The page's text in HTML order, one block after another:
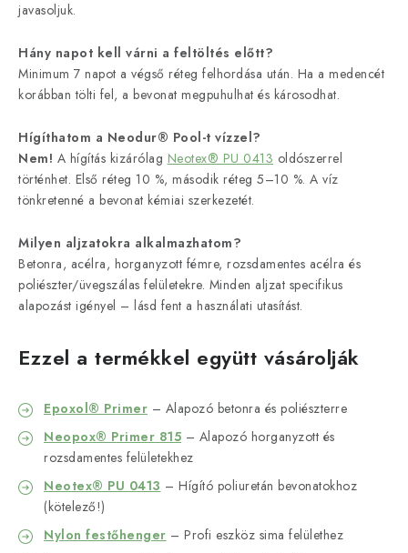
javasoljuk.
Hány napot kell várni a feltöltés előtt?
Minimum 7 napot a végső réteg felhordása után. Ha a medencét
korábban tölti fel, a bevonat megpuhulhat és károsodhat.
Hígíthatom a Neodur® Pool-t vízzel?
Nem! A hígítás kizárólag Neotex® PU 0413 oldószerrel
történhet. Első réteg 10 %, második réteg 5–10 %. A víz
tönkretenné a bevonat kémiai szerkezetét.
Milyen aljzatokra alkalmazhatom?
Betonra, acélra, horganyzott fémre, rozsdamentes acélra és
poliészter/üvegszálas felületekre. Minden aljzat specifikus
alapozást igényel – lásd fent a használati utasítást.
Ezzel a termékkel együtt vásárolják
Epoxol® Primer – Alapozó betonra és poliészterre
Neopox® Primer 815 – Alapozó horganyzott és
rozsdamentes felületekhez
Neotex® PU 0413 – Hígító poliuretán bevonatokhoz
(kötelező!)
Nylon festőhenger – Profi eszköz sima felülethez